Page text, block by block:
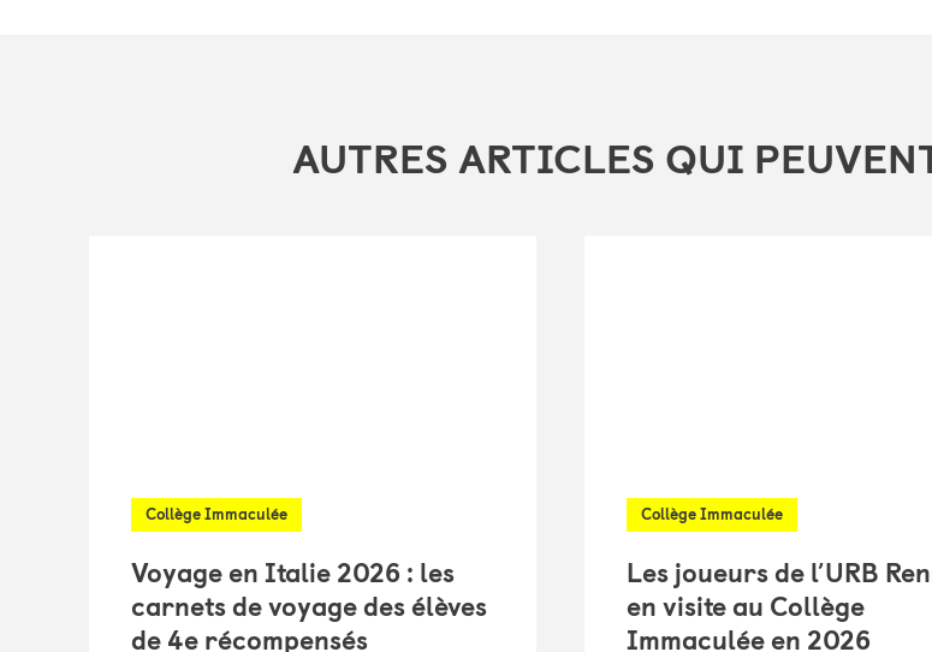
AUTRES ARTICLES QUI
Collège Immaculée
Voyage en Italie 2026 : les
carnets de voyage des élèves
de 4e récompensés
Collège Immaculée
Les joueurs de l’URB
en visite au Collège
Immaculée en 2026